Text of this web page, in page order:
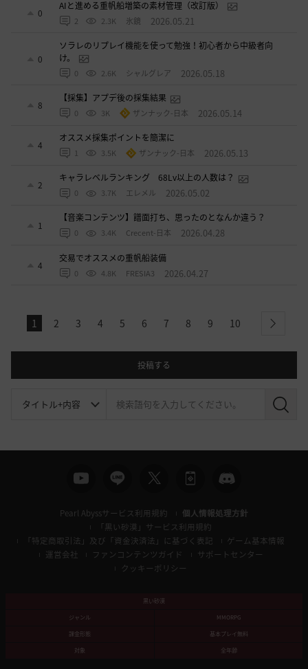
0
AIと進める重帆船増築の素材管理（改訂版）
2 2.3K 氷鏡 2026.05.21
0
ソラレのリプレイ機能を使って勉強！初心者から中級者向
け。
0 2.6K シャルグレア 2026.05.18
8
【採集】アプデ後の採集結果
0 3K ザンナック-日本 2026.05.14
4
オススメ採集ポイントを簡潔に
1 3.5K ザンナック-日本 2026.05.13
2
キャラレベルランキング 68Lv以上の人数は？
0 3.7K エレメル 2026.05.02
1
【音楽コンテンツ】譜面打ち、思ったのとなんか違う？
0 3.4K Crecent-日本 2026.04.28
4
交易でオススメの重帆船装備
0 4.8K FRESIA3 2026.04.27
1 2 3 4 5 6 7 8 9 10 next
投稿する
検
Pearl Abyssサービス利用規約
個人情報処理方針
「黒い砂漠」サービス利用規約
「特定商取引法」及び「資金決済法」に基づく表記
ゲーム基本情報
運営会社
ファンコンテンツガイド
サポートセンター
クッキーポリシー
黒い砂漠
ジャンル
MMORPG
課金形態
基本プレイ無料
対象
全年齢